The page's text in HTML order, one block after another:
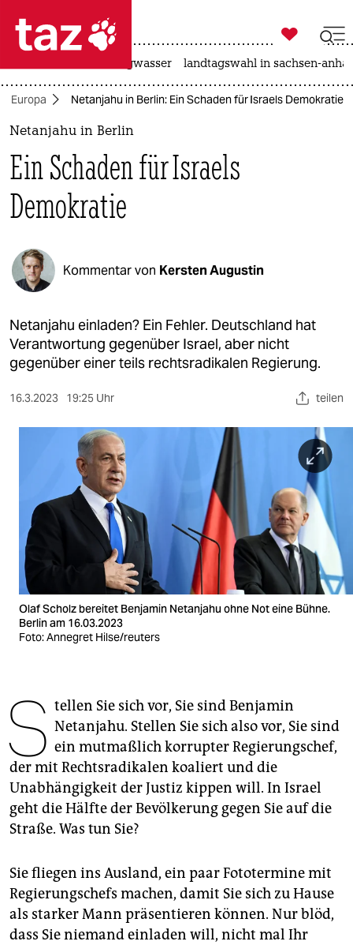
 taz zahl ich
taz zahl ich
themen
politik
öko
gesellschaft
kultur
sport
berlin
nord
wahrheit
veranstaltungen
fragen & hilfe
unterstützen
epaper login

taz zahl ich
niedrigwasser landtagswahl in sachsen-
Europa Netanjahu in Berlin: Ein Schaden für Israels Demokratie
Netanjahu in Berlin
Ein Schaden für Israels
Demokratie
Kommentar von Kersten Augustin
Netanjahu einladen? Ein Fehler. Deutschland hat
Verantwortung gegenüber Israel, aber nicht
gegenüber einer teils rechtsradikalen Regierung.
16.3.2023 19:25 Uhr teilen
Olaf Scholz bereitet Benjamin Netanjahu ohne Not eine Bühne.
Berlin am 16.03.2023
Foto: Annegret Hilse/reuters
S tellen Sie sich vor, Sie sind Benjamin
Netanjahu. Stellen Sie sich also vor, Sie sind
ein mutmaßlich korrupter Regierungschef,
der mit Rechtsradikalen koaliert und die
Unabhängigkeit der Justiz kippen will. In Israel
geht die Hälfte der Bevölkerung gegen Sie auf die
Straße. Was tun Sie?
Sie fliegen ins Ausland, ein paar Fototermine mit
Regierungschefs machen, damit Sie sich zu Hause
als starker Mann präsentieren können. Nur blöd,
dass Sie niemand einladen will, nicht mal Ihr